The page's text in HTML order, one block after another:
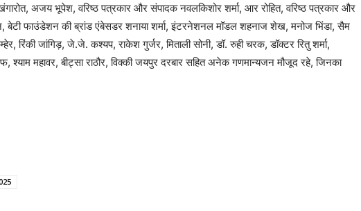
अजय भूपेश, वरिष्ठ पत्रकार और संपादक नवलकिशोर शर्मा, आर रोहित, वरिष्ठ पत्रकार और
बेटी फाउंडेशन की ब्रांड एंबेसडर शनाया शर्मा, इंटरनेशनल मॉडल शहनाज शेख, मनोज भिंडा, सैम
रिंकी जांगिड़, जे.जे. कश्यप, राकेश गुर्जर, मिताली सोनी, डॉ. रुही चरक, डॉक्टर रितु शर्मा,
श्याम महावर, बीट्सा राठौर, विक्की जयपुर दरबार सहित अनेक गणमान्यजन मौजूद रहे, जिनका